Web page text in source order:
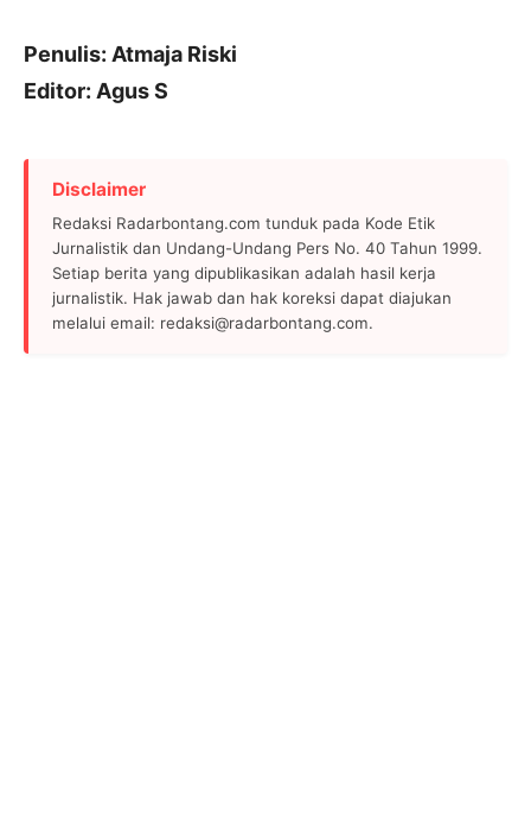
Penulis: Atmaja Riski
Editor: Agus S
Disclaimer
Redaksi Radarbontang.com tunduk pada Kode Etik
Jurnalistik dan Undang-Undang Pers No. 40 Tahun 1999.
Setiap berita yang dipublikasikan adalah hasil kerja
jurnalistik. Hak jawab dan hak koreksi dapat diajukan
melalui email: redaksi@radarbontang.com.